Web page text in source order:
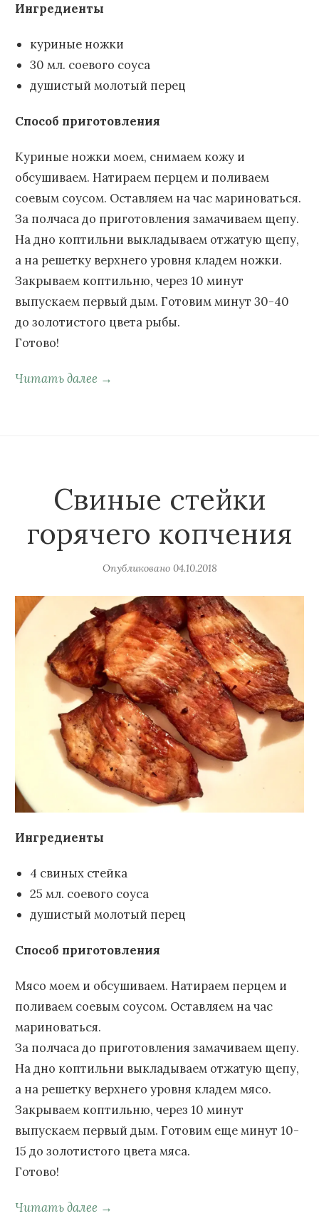
Ингредиенты
куриные ножки
30 мл. соевого соуса
душистый молотый перец
Способ приготовления
Куриные ножки моем, снимаем кожу и
обсушиваем. Натираем перцем и поливаем
соевым соусом. Оставляем на час мариноваться.
За полчаса до приготовления замачиваем щепу.
На дно коптильни выкладываем отжатую щепу,
а на решетку верхнего уровня кладем ножки.
Закрываем коптильню, через 10 минут
выпускаем первый дым. Готовим минут 30-40
до золотистого цвета рыбы.
Готово!
Читать далее →
Свиные стейки
горячего копчения
Опубликовано 04.10.2018
Ингредиенты
4 свиных стейка
25 мл. соевого соуса
душистый молотый перец
Способ приготовления
Мясо моем и обсушиваем. Натираем перцем и
поливаем соевым соусом. Оставляем на час
мариноваться.
За полчаса до приготовления замачиваем щепу.
На дно коптильни выкладываем отжатую щепу,
а на решетку верхнего уровня кладем мясо.
Закрываем коптильню, через 10 минут
выпускаем первый дым. Готовим еще минут 10-
15 до золотистого цвета мяса.
Готово!
Читать далее →